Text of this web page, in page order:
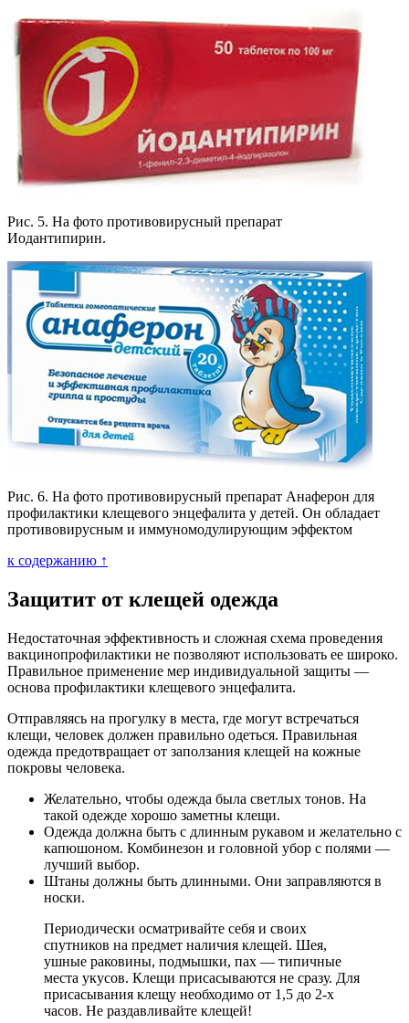
Рис. 5. На фото противовирусный препарат
Иодантипирин.
Рис. 6. На фото противовирусный препарат Анаферон для
профилактики клещевого энцефалита у детей. Он обладает
противовирусным и иммуномодулирующим эффектом
к содержанию ↑
Защитит от клещей одежда
Недостаточная эффективность и сложная схема проведения
вакцинопрофилактики не позволяют использовать ее широко.
Правильное применение мер индивидуальной защиты —
основа профилактики клещевого энцефалита.
Отправляясь на прогулку в места, где могут встречаться
клещи, человек должен правильно одеться. Правильная
одежда предотвращает от заползания клещей на кожные
покровы человека.
Желательно, чтобы одежда была светлых тонов. На
такой одежде хорошо заметны клещи.
Одежда должна быть с длинным рукавом и желательно с
капюшоном. Комбинезон и головной убор с полями —
лучший выбор.
Штаны должны быть длинными. Они заправляются в
носки.
Периодически осматривайте себя и своих
спутников на предмет наличия клещей. Шея,
ушные раковины, подмышки, пах — типичные
места укусов. Клещи присасываются не сразу. Для
присасывания клещу необходимо от 1,5 до 2-х
часов. Не раздавливайте клещей!